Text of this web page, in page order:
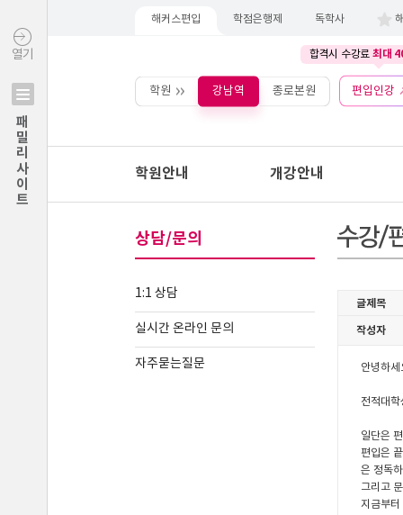
열기
패밀리사이트
해커스편입 학점은행제 독학사
합격시 수강료 최대
학원 강남역 종로본원 편입인강
학원안내 개강안내
상담/문의
1:1 상담
실시간 온라인 문의
자주묻는질문